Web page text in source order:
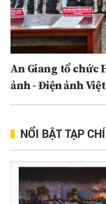
An Giang tổ chức
ảnh - Điện ảnh
NỔI BẬT TẠP